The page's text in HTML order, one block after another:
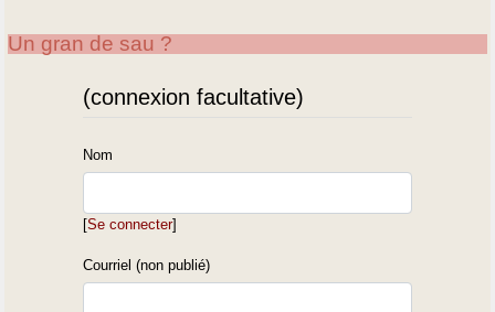
Un gran de sau ?
(connexion facultative)
Nom
[Se connecter]
Courriel (non publié)